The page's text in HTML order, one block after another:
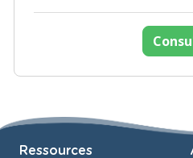
Ressources